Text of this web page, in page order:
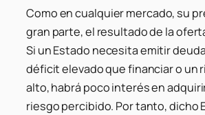
Como en cualquier mercado, su
gran parte, el resultado de la
Si un Estado necesita emitir
déficit elevado que financiar o un
alto, habrá poco interés en
riesgo percibido. Por tanto, dicho